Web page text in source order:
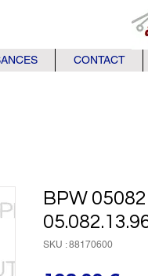
CONTACT
BPW
SKU : 88170600